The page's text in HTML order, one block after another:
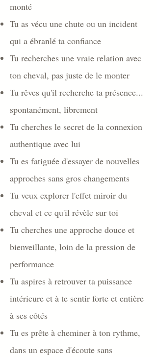
monté
Tu as vécu une chute ou un incident
qui a ébranlé ta confiance
Tu recherches une vraie relation avec
ton cheval, pas juste de le monter
Tu rêves qu'il recherche ta présence...
spontanément, librement
Tu cherches le secret de la connexion
authentique avec lui
Tu es fatiguée d'essayer de nouvelles
approches sans gros changements
Tu veux explorer l'effet miroir du
cheval et ce qu'il révèle sur toi
Tu cherches une approche douce et
bienveillante, loin de la pression de
performance
Tu aspires à retrouver ta puissance
intérieure et à te sentir forte et entière
à ses côtés
Tu es prête à cheminer à ton rythme,
dans un espace d'écoute sans